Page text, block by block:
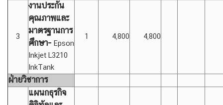
3
งานประกัน
คุณภาพและ
มาตรฐานการ
ศึกษา-Epson
Inkjet L3210
InkTank
1 4,800 4,800
ฝ่ายวิชาการ
แผนกธุรกิจ